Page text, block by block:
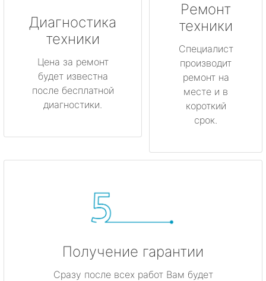
Диагностика
техники
Цена за ремонт
будет известна
после бесплатной
диагностики.
Ремонт
техники
Специалист
производит
ремонт на
месте и в
короткий
срок.
Получение гарантии
Сразу после всех работ Вам будет